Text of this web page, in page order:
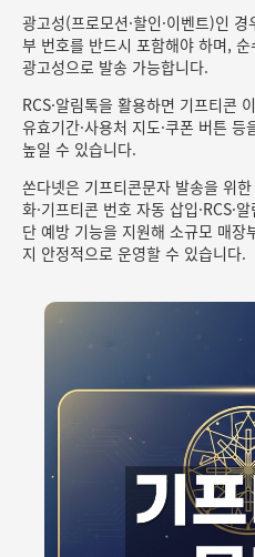
광고성(프로모션·할인·이벤트)인
부 번호를 반드시 포함해야 하며, 순
광고성으로 발송 가능합니다.
RCS·알림톡을 활용하면 기프티콘
유효기간·사용처 지도·쿠폰 버튼
높일 수 있습니다.
쏜다넷은 기프티콘문자 발송을 위한
화·기프티콘 번호 자동 삽입·RCS·
단 예방 기능을 지원해 소규모 매장
지 안정적으로 운영할 수 있습니다.